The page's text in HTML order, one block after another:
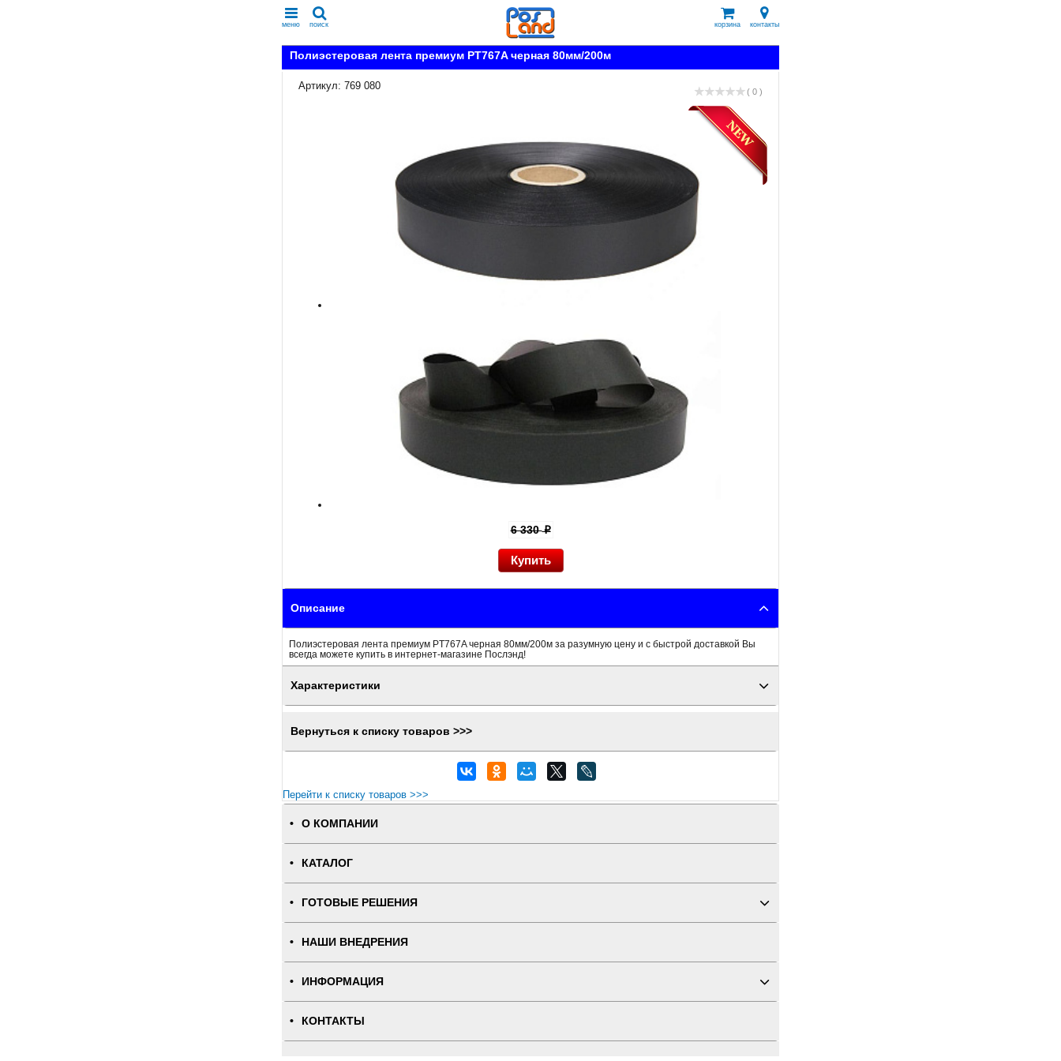
меню поиск корзина контакты
Полиэстеровая лента премиум PT767A черная 80мм/200м
Артикул: 769 080
( 0 )
6 330p
Описание
Полиэстеровая лента премиум PT767A черная 80мм/200м за разумную цену и с быстрой доставкой Вы
всегда можете купить в интернет-магазине Послэнд!
Характеристики
Вернуться к списку товаров >>>
Перейти к списку товаров >>>
О КОМПАНИИ
КАТАЛОГ
ГОТОВЫЕ РЕШЕНИЯ
НАШИ ВНЕДРЕНИЯ
ИНФОРМАЦИЯ
КОНТАКТЫ